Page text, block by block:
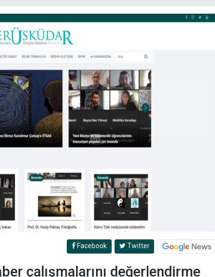
Facebook Twitter
çalışmalarını değerlendirme